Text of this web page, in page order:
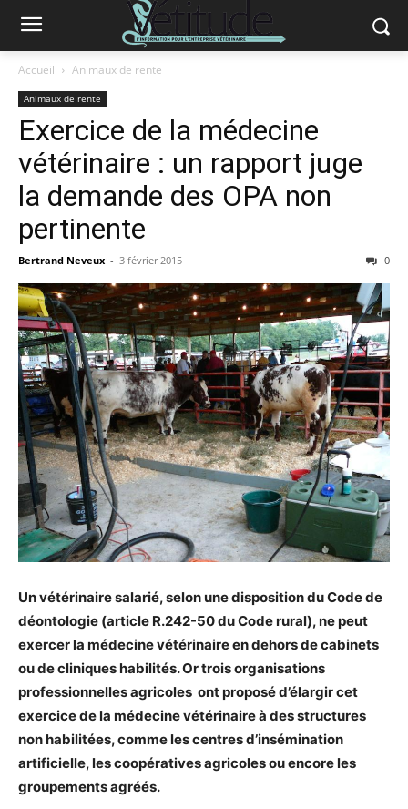
Accueil Animaux de rente
Animaux de rente
Exercice de la médecine
vétérinaire : un rapport juge
la demande des OPA non
pertinente
Bertrand Neveux - 3 février 2015 0
Un vétérinaire salarié, selon une disposition du Code de
déontologie (article R.242-50 du Code rural), ne peut
exercer la médecine vétérinaire en dehors de cabinets
ou de cliniques habilités. Or trois organisations
professionnelles agricoles ont proposé d’élargir cet
exercice de la médecine vétérinaire à des structures
non habilitées, comme les centres d’insémination
artificielle, les coopératives agricoles ou encore les
groupements agréés.